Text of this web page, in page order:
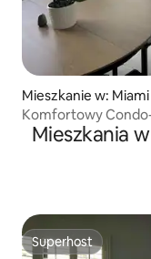
Mieszkanie w: Miami
Komfortowy
Mieszkania
Superhost
Superhost